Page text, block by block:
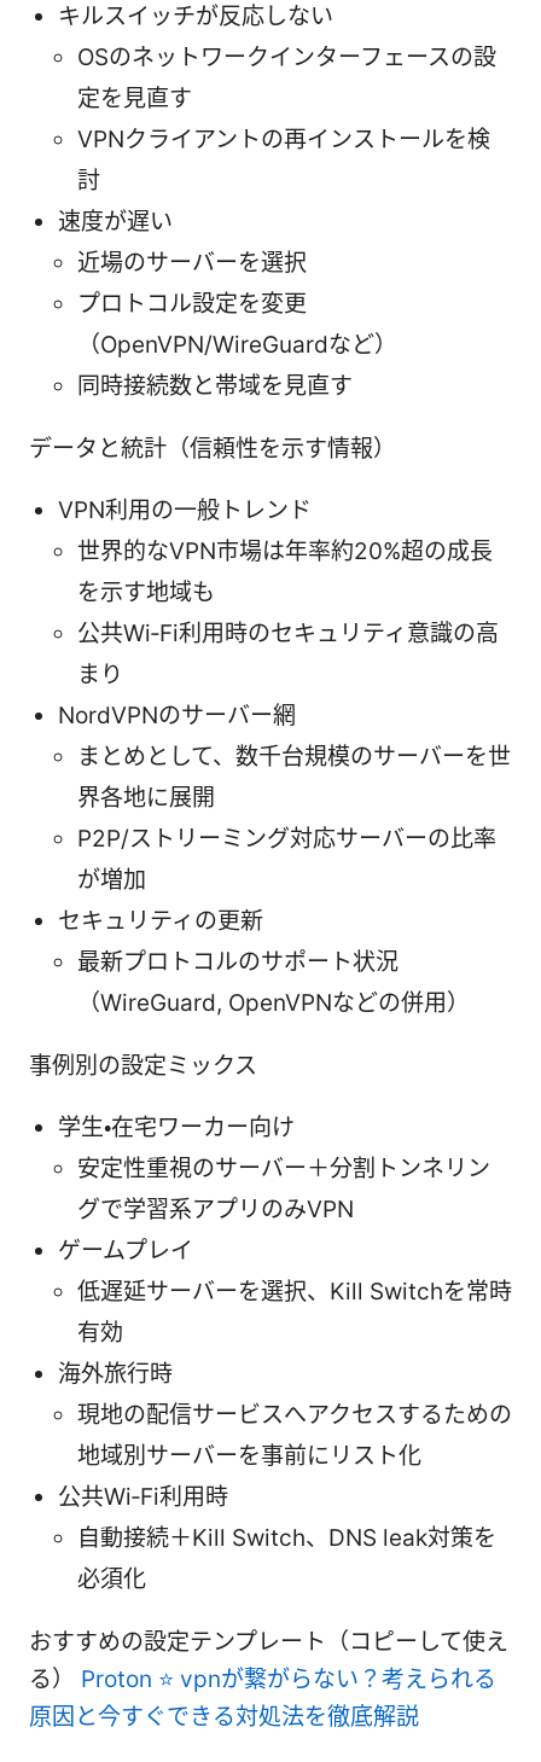
キルスイッチが反応しない
OSのネットワークインターフェースの設
定を見直す
VPNクライアントの再インストールを検
討
速度が遅い
近場のサーバーを選択
プロトコル設定を変更
（OpenVPN/WireGuardなど）
同時接続数と帯域を見直す
データと統計（信頼性を示す情報）
VPN利用の一般トレンド
世界的なVPN市場は年率約20%超の成長
を示す地域も
公共Wi‑Fi利用時のセキュリティ意識の高
まり
NordVPNのサーバー網
まとめとして、数千台規模のサーバーを世
界各地に展開
P2P/ストリーミング対応サーバーの比率
が増加
セキュリティの更新
最新プロトコルのサポート状況
（WireGuard, OpenVPNなどの併用）
事例別の設定ミックス
学生・在宅ワーカー向け
安定性重視のサーバー＋分割トンネリン
グで学習系アプリのみVPN
ゲームプレイ
低遅延サーバーを選択、Kill Switchを常時
有効
海外旅行時
現地の配信サービスへアクセスするための
地域別サーバーを事前にリスト化
公共Wi‑Fi利用時
自動接続＋Kill Switch、DNS leak対策を
必須化
おすすめの設定テンプレート（コピーして使え
る） Proton ⭐ vpnが繋がらない？考えられる
原因と今すぐできる対処法を徹底解説